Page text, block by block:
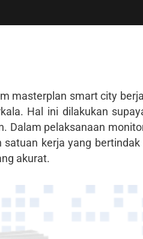
masterplan smart city
Hal ini dilakukan
Dalam pelaksanaan
kerja yang bertindak
akurat.